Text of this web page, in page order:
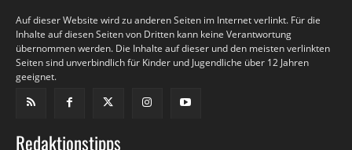
Auf dieser Website wird zu anderen Seiten im Internet verlinkt. Für die
Inhalte auf diesen Seiten von Dritten kann keine Verantwortung
übernommen werden. Die Inhalte auf dieser und den meisten verlinkten
Seiten sind unverbindlich für Kinder und Jugendliche über 12 Jahren
geeignet.
Redaktionstipps